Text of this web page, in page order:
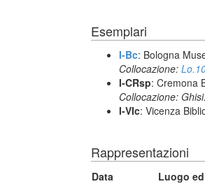
Esemplari
I-Bc: Bologna
Collocazione:
I-CRsp: Cremona
Collocazione:
I-VIc: Vicenza
Rappresentazioni
Data
Luogo